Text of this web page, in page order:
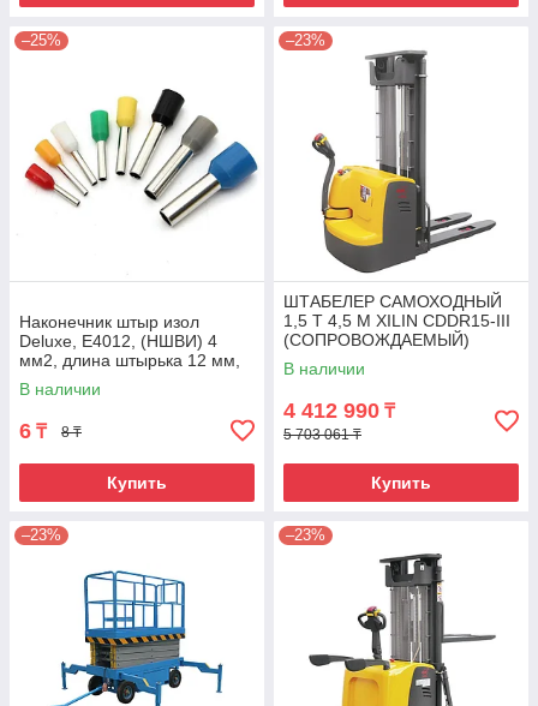
–25%
Наконечник штыр изол
Deluxe, Е4012, (НШВИ) 4
мм2, длина штырька 12 мм,
(1000 шт/упак)
В наличии
6 ₸ 8 ₸
Купить
–23%
ШТАБЕЛЕР САМОХОДНЫЙ
1,5 Т 4,5 М XILIN CDDR15-III
(СОПРОВОЖДАЕМЫЙ)
В наличии
4 412 990 ₸
5 703 061 ₸
Купить
–23% –23%